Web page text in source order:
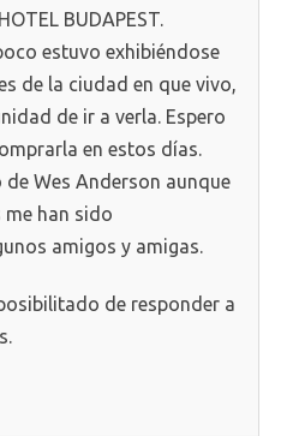
BUDAPEST.
estuvo exhibiéndose
de la ciudad en que vivo,
de ir a verla. Espero
en estos días.
Wes Anderson aunque
me han sido
amigos y amigas.
de responder a